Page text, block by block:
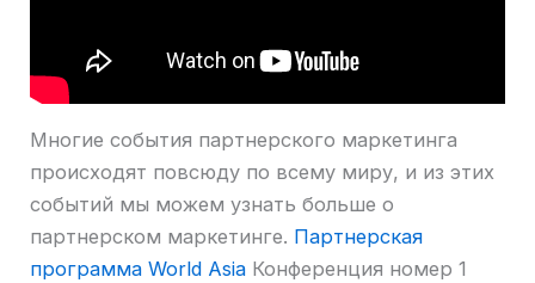
Многие события партнерского маркетинга
происходят повсюду по всему миру, и из этих
событий мы можем узнать больше о
партнерском маркетинге. Партнерская
программа World Asia Конференция номер 1